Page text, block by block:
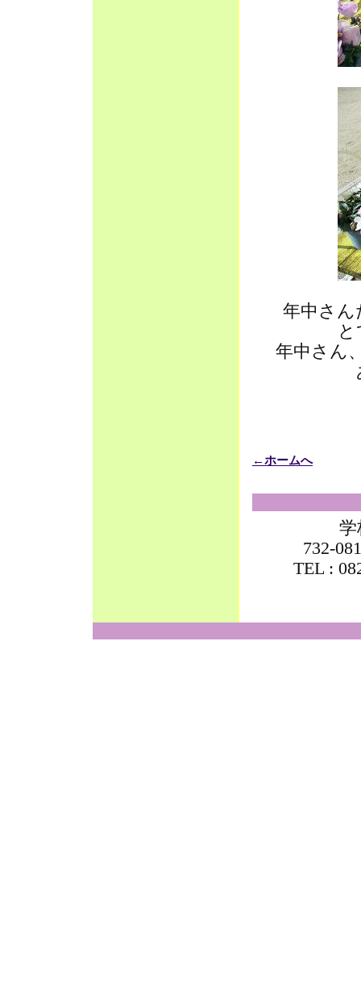
年中さ
年中さん
←ホームへ
732-
TEL :